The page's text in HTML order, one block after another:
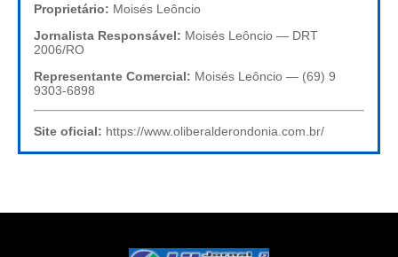
Proprietário: Moisés Leôncio
Jornalista Responsável: Moisés Leôncio — DRT
2006/RO
Representante Comercial: Moisés Leôncio — (69) 9
9303-6898
Site oficial: https://www.oliberalderondonia.com.br/